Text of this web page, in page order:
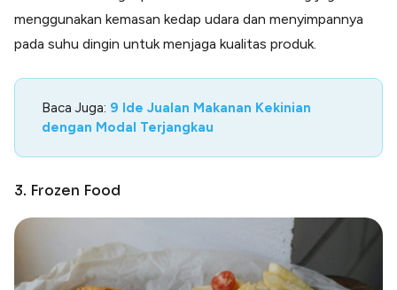
menggunakan kemasan kedap udara dan menyimpannya
pada suhu dingin untuk menjaga kualitas produk.
Baca Juga: 9 Ide Jualan Makanan Kekinian
dengan Modal Terjangkau
3. Frozen Food